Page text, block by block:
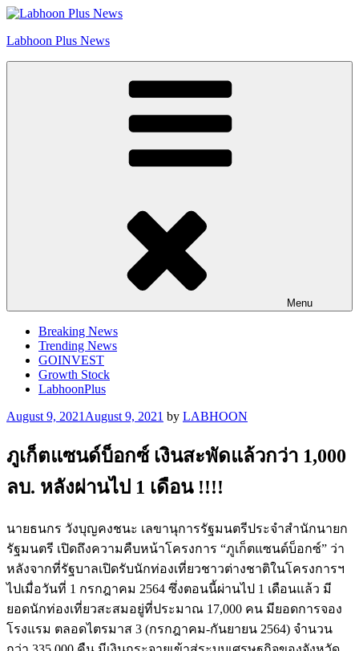
Skip
content
Labhoon Plus News
Menu
Breaking News
Trending News
GOINVEST
Growth Stock
LabhoonPlus
Posted
August 9, 2021 August 9, 2021 by LABHOON
ภูเก็ตแซนด์บ็อกซ์ เงินสะพัดแล้วกว่า 1,000
ลบ. หลังผ่านไป 1 เดือน !!!!
นายธนกร วังบุญคงชนะ เลขานุการรัฐมนตรีประจำสำนักนายก
รัฐมนตรี เปิดถึงความคืบหน้าโครงการ “ภูเก็ตแซนด์บ็อกซ์” ว่า
หลังจากที่รัฐบาลเปิดรับนักท่องเที่ยวชาวต่างชาติในโครงการฯ
ไปเมื่อวันที่ 1 กรกฎาคม 2564 ซึ่งตอนนี้ผ่านไป 1 เดือนแล้ว มี
ยอดนักท่องเที่ยวสะสมอยู่ที่ประมาณ 17,000 คน มียอดการจอง
โรงแรม ตลอดไตรมาส 3 (กรกฎาคม-กันยายน 2564) จำนวน